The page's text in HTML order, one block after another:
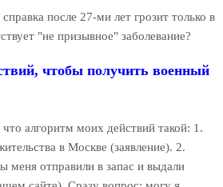
после 27-ми лет грозит только в
"не призывное" заболевание?
чтобы получить военный
алгоритм моих действий такой: 1.
в Москве (заявление). 2.
меня отправили в запас и выдали